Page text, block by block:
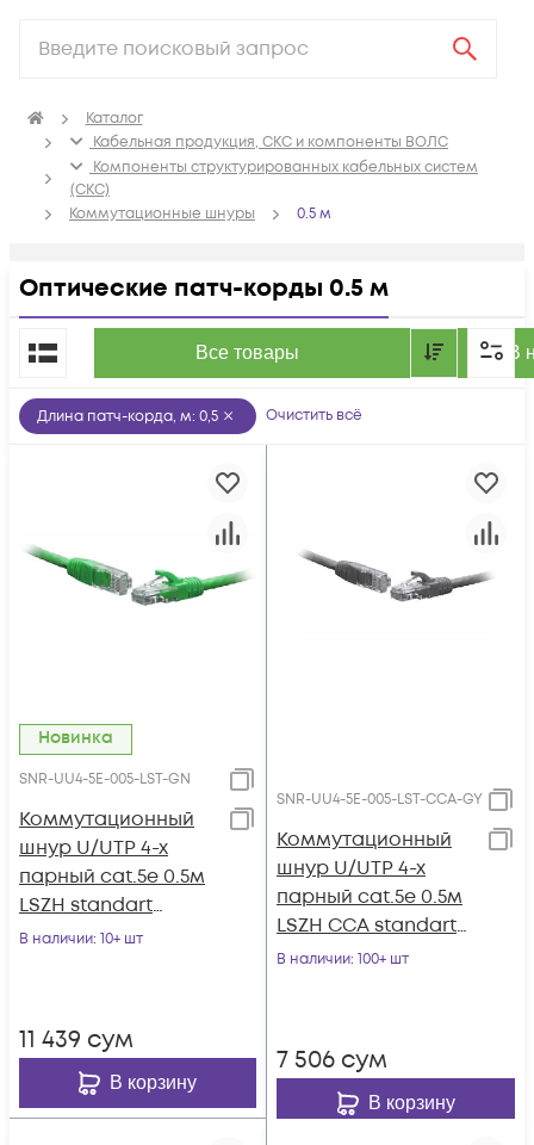
Каталог
Кабельная продукция, СКС и компоненты ВОЛС
Компоненты структурированных кабельных систем
(СКС)
Коммутационные шнуры
0.5 м
Оптические патч-корды 0.5 м
Все товары В
По популярности
Длина патч-корда, м: 0,5 Очистить всё
Новинка
SNR-UU4-5E-005-LST-GN
Коммутационный
шнур U/UTP 4-х
парный cat.5e 0.5м
LSZH standart
зеленый
В наличии: 10+ шт
11 439 сум
В корзину
SNR-UU4-5E-005-LST-CCA-GY
Коммутационный
шнур U/UTP 4-х
парный cat.5e 0.5м
LSZH CCA standart
серый
В наличии: 100+ шт
7 506 сум
В корзину